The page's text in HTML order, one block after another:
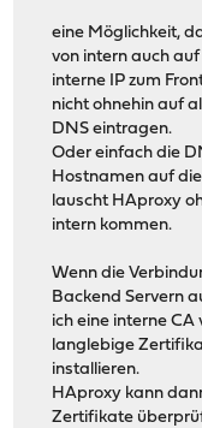
eine Möglichkeit,
von intern auch
interne IP zum
nicht ohnehin auf
DNS eintragen.
Oder einfach die
Hostnamen auf
lauscht HAproxy
intern kommen.
Wenn die
Backend Servern
ich eine interne
langlebige
installieren.
HAproxy kann
Zertifikate